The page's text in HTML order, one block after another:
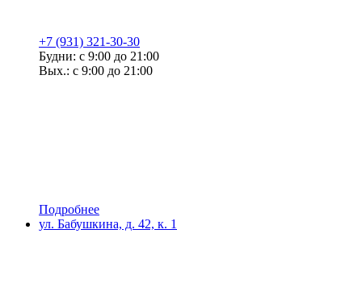
+7 (931) 321-30-30
Будни: с 9:00 до 21:00
Вых.: с 9:00 до 21:00
Подробнее
ул. Бабушкина, д. 42, к. 1